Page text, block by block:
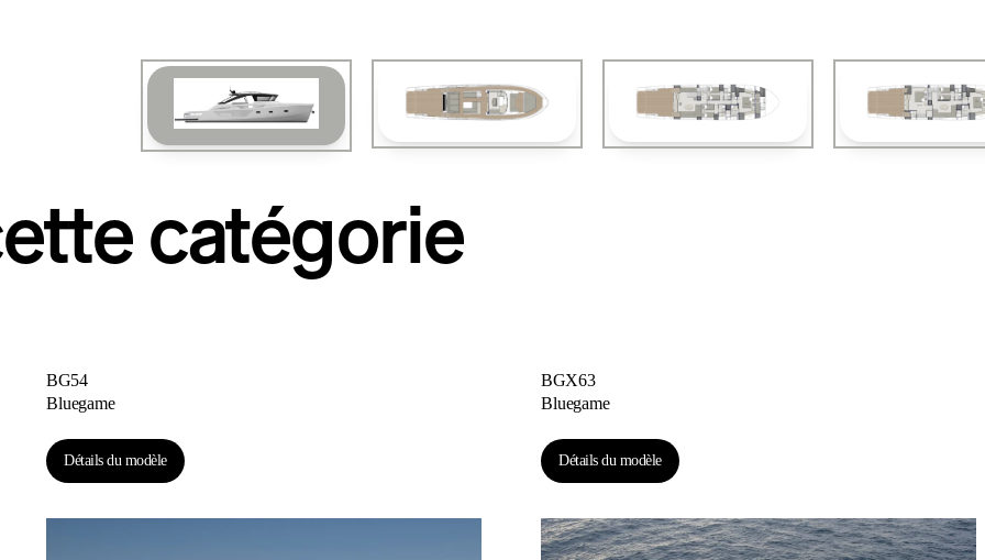
catégorie
BG54
Bluegame
Détails du modèle
BGX63
Bluegame
Détails du modèle